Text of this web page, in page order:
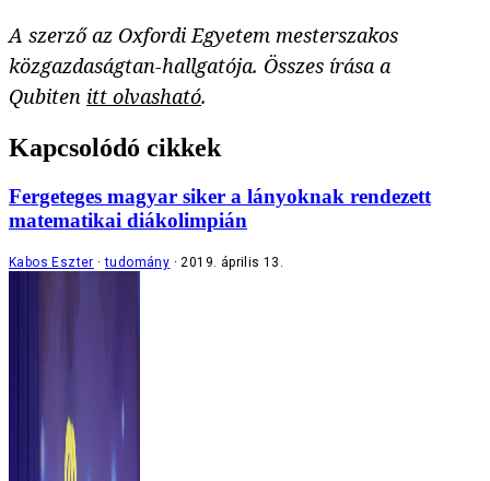
A szerző az Oxfordi Egyetem mesterszakos
közgazdaságtan-hallgatója. Összes írása a
Qubiten itt olvasható.
Kapcsolódó cikkek
Fergeteges magyar siker a lányoknak rendezett
matematikai diákolimpián
Kabos Eszter tudomány 2019. április 13.